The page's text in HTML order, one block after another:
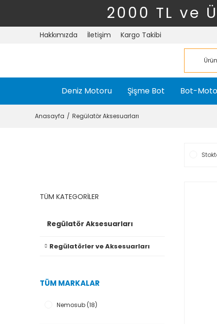
2000 TL ve
Hakkımızda İletişim Kargo Takibi
Deniz Motoru Şişme Bot Bot-
Anasayfa Regülatör Aksesuarları
TÜM KATEGORİLER
Regülatör Aksesuarları
Regülatörler ve Aksesuarları
TÜM MARKALAR
Nemosub (18)